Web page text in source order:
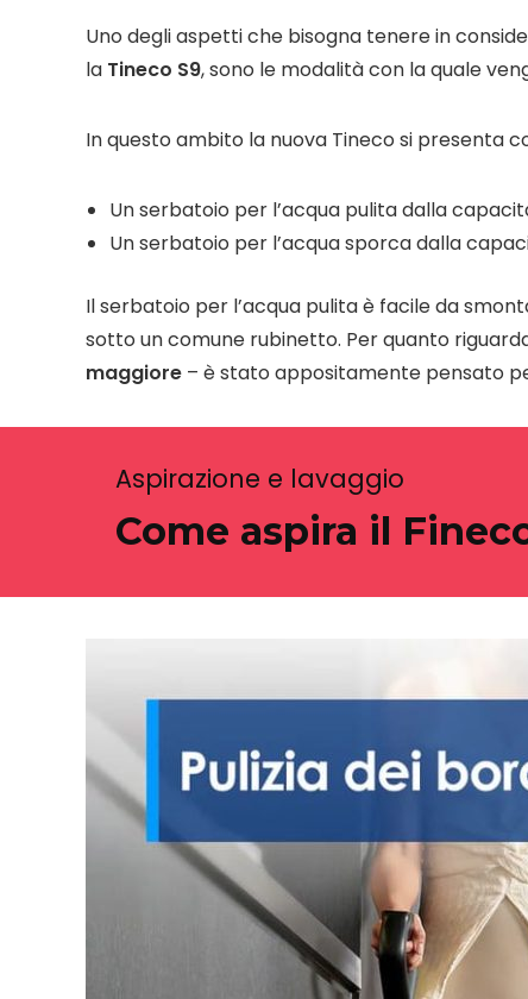
Uno degli aspetti che bisogna tenere in
la Tineco S9, sono le modalità con la quale
In questo ambito la nuova Tineco si presenta
Un serbatoio per l’acqua pulita dalla
Un serbatoio per l’acqua sporca dalla
Il serbatoio per l’acqua pulita è facile da
sotto un comune rubinetto. Per quanto
maggiore – è stato appositamente pensato
Aspirazione e lavaggio
Come aspira il